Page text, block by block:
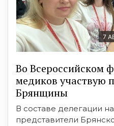
7
Во Всероссийском
медиков участвую
Брянщины
В составе делегации
представители